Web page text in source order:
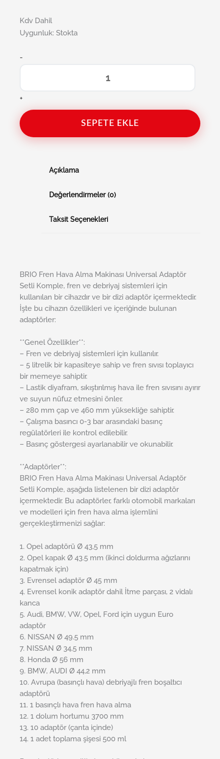
Kdv Dahil
Uygunluk: Stokta
-
+
SEPETE EKLE
Açıklama
Değerlendirmeler (0)
Taksit Seçenekleri
BRIO Fren Hava Alma Makinası Universal Adaptör
Setli Komple, fren ve debriyaj sistemleri için
kullanılan bir cihazdır ve bir dizi adaptör içermektedir.
İşte bu cihazın özellikleri ve içeriğinde bulunan
adaptörler:
**Genel Özellikler**:
– Fren ve debriyaj sistemleri için kullanılır.
– 5 litrelik bir kapasiteye sahip ve fren sıvısı toplayıcı
bir memeye sahiptir.
– Lastik diyafram, sıkıştırılmış hava ile fren sıvısını ayırır
ve suyun nüfuz etmesini önler.
– 280 mm çap ve 460 mm yüksekliğe sahiptir.
– Çalışma basıncı 0-3 bar arasındaki basınç
regülatörleri ile kontrol edilebilir.
– Basınç göstergesi ayarlanabilir ve okunabilir.
**Adaptörler**:
BRIO Fren Hava Alma Makinası Universal Adaptör
Setli Komple, aşağıda listelenen bir dizi adaptör
içermektedir. Bu adaptörler, farklı otomobil markaları
ve modelleri için fren hava alma işlemlini
gerçekleştirmenizi sağlar:
1. Opel adaptörü Ø 43,5 mm
2. Opel kapak Ø 43.5 mm (ikinci doldurma ağızlarını
kapatmak için)
3. Evrensel adaptör Ø 45 mm
4. Evrensel konik adaptör dahil İtme parçası, 2 vidalı
kanca
5. Audi, BMW, VW, Opel, Ford için uygun Euro
adaptör
6. NISSAN Ø 49.5 mm
7. NISSAN Ø 34,5 mm
8. Honda Ø 56 mm
9. BMW, AUDI Ø 44,2 mm
10. Avrupa (basınçlı hava) debriyajlı fren boşaltıcı
adaptörü
11. 1 basınçlı hava fren hava alma
12. 1 dolum hortumu 3700 mm
13. 10 adaptör (çanta içinde)
14. 1 adet toplama şişesi 500 ml